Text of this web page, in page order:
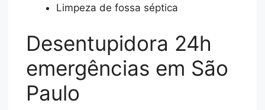
Limpeza de fossa séptica
Desentupidora 24h
emergências em São
Paulo